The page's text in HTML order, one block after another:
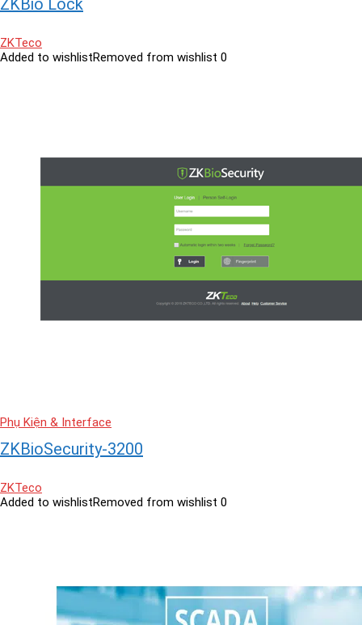
ZKTeco
Added to wishlistRemoved from wishlist 0
Phụ Kiện & Interface
ZKBioSecurity-3200
ZKTeco
Added to wishlistRemoved from wishlist 0